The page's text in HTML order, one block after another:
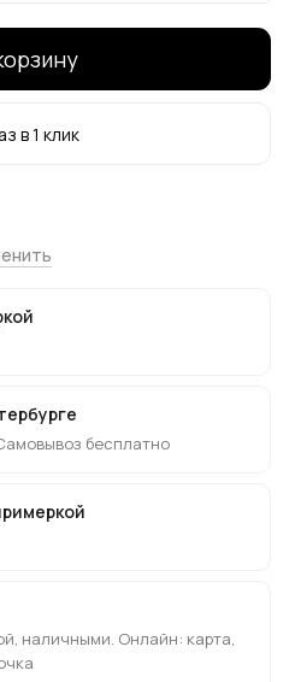
в 1 клик
бесплатно
наличными. Онлайн: карта,